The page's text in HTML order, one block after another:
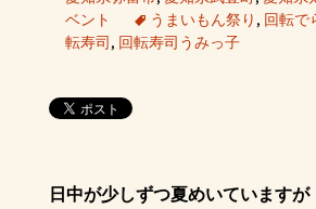
ベント
うまいもん祭り , 回転で
転寿司, 回転寿司うみっ子
日中が少しずつ夏めいていますが